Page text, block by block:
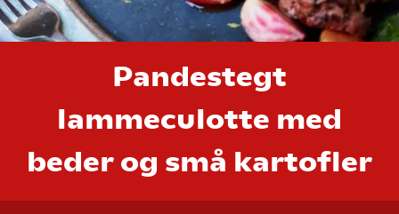
Pandestegt
lammeculotte med
beder og små kartofler